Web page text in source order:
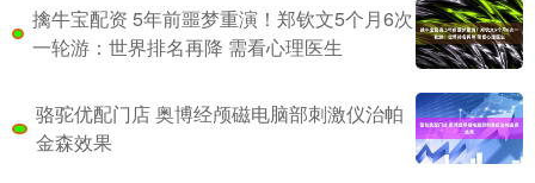
擒牛宝配资 5年前噩梦重演！郑钦文5个月6次
一轮游：世界排名再降 需看心理医生
骆驼优配门店 奥博经颅磁电脑部刺激仪治帕
金森效果